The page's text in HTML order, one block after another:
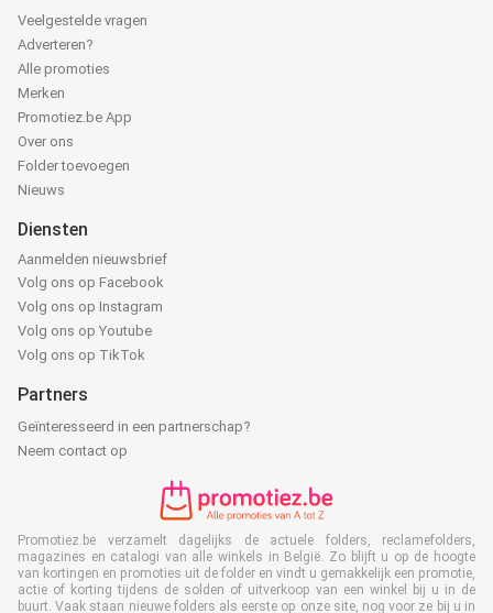
Veelgestelde vragen
Adverteren?
Alle promoties
Merken
Promotiez.be App
Over ons
Folder toevoegen
Nieuws
Diensten
Aanmelden nieuwsbrief
Volg ons op Facebook
Volg ons op Instagram
Volg ons op Youtube
Volg ons op TikTok
Partners
Geïnteresseerd in een partnerschap?
Neem contact op
Promotiez.be verzamelt dagelijks de actuele folders, reclamefolders,
magazines en catalogi van alle winkels in België. Zo blijft u op de hoogte
van kortingen en promoties uit de folder en vindt u gemakkelijk een promotie,
actie of korting tijdens de solden of uitverkoop van een winkel bij u in de
buurt. Vaak staan nieuwe folders als eerste op onze site, nog voor ze bij u in